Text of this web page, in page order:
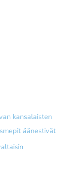
kansalaisten
äänestivät